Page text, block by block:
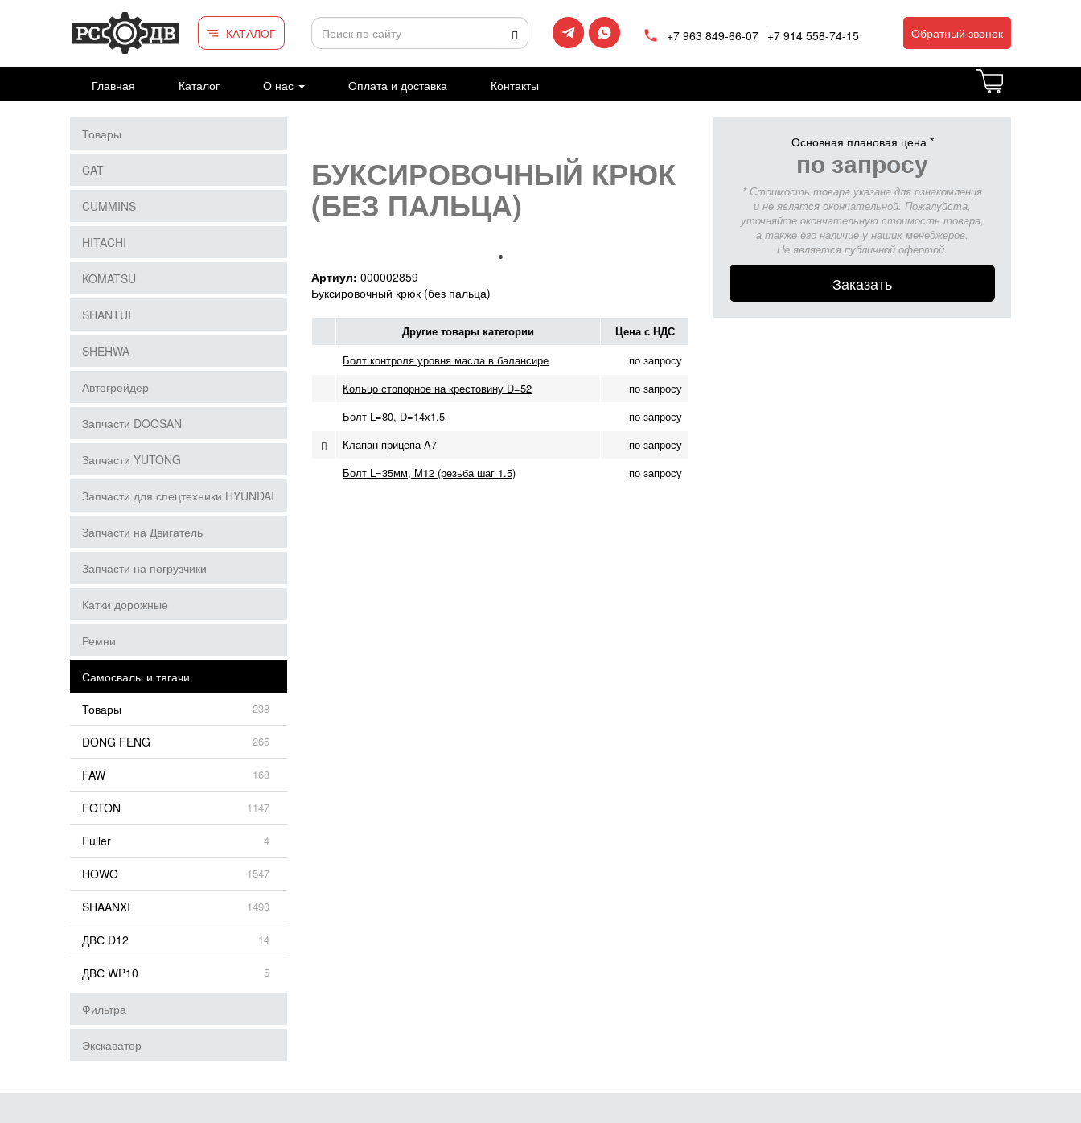
Перейти к основному содержанию
КАТАЛОГ
+7 963 849-66-07 +7 914 558-74-15 Обратный звонок
Главная Каталог О нас Оплата и доставка Контакты
БУКСИРОВОЧНЫЙ КРЮК
(БЕЗ ПАЛЬЦА)
Артиул: 000002859
Буксировочный крюк (без пальца)
Другие товары категории Цена с НДС
Болт контроля уровня масла в балансире
по запросу
Кольцо стопорное на крестовину D=52
по запросу
Болт L=80, D=14х1,5
по запросу
Клапан прицепа A7
по запросу
Болт L=35мм, M12 (резьба шаг 1.5)
по запросу
Основная плановая цена *
по запросу
* Стоимость товара указана для ознакомления
и не являтся окончательной. Пожалуйста,
уточняйте окончательную стоимость товара,
а также его наличие у наших менеджеров.
Не является публичной офертой.
Заказать
Товары
CAT
CUMMINS
HITACHI
KOMATSU
SHANTUI
SHEHWA
Автогрейдер
Запчасти DOOSAN
Запчасти YUTONG
Запчасти для спецтехники HYUNDAI
Запчасти на Двигатель
Запчасти на погрузчики
Катки дорожные
Ремни
Самосвалы и тягачи
Товары
238
DONG FENG 265
FAW 168
FOTON 1147
Fuller 4
HOWO 1547
SHAANXI 1490
ДВС D12 14
ДВС WP10 5
Фильтра
Экскаватор